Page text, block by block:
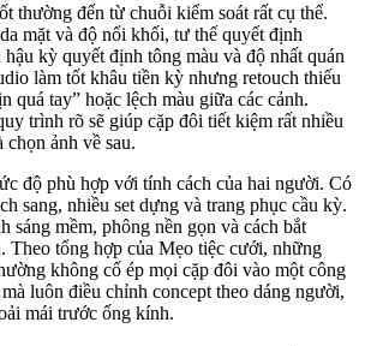
thường đến từ chuỗi kiểm soát rất cụ thể.
mặt và độ nổi khối, tư thế quyết định
kỳ quyết định tông màu và độ nhất quán
làm tốt khâu tiền kỳ nhưng retouch thiếu
quá tay” hoặc lệch màu giữa các cảnh.
trình rõ sẽ giúp cặp đôi tiết kiệm rất nhiều
ảnh về sau.
độ phù hợp với tính cách của hai người. Có
sang, nhiều set dựng và trang phục cầu kỳ.
sáng mềm, phông nền gọn và cách bắt
Theo tổng hợp của Mẹo tiệc cưới, những
không cố ép mọi cặp đôi vào một công
luôn điều chỉnh concept theo dáng người,
mái trước ống kính.